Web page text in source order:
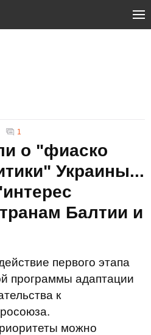
1
о "фиаско
Украины...
Балтии и
первого этапа
программы адаптации
к
можно